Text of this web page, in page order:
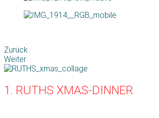
Zurück
Weiter
1. RUTHS XMAS-DINNER